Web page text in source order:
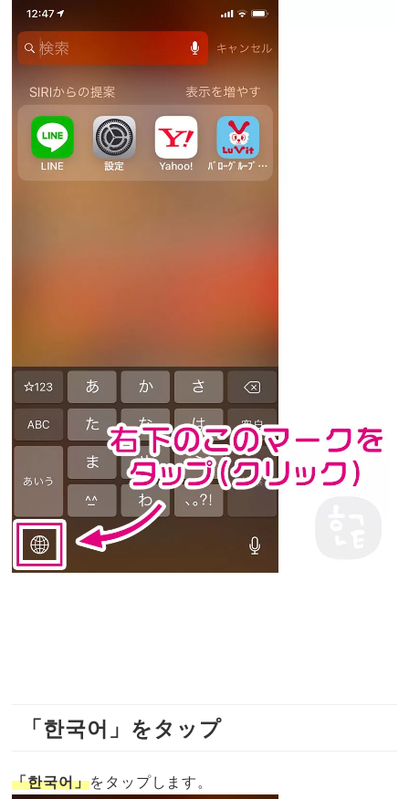
「한국어」をタップ
「한국어」をタップします。